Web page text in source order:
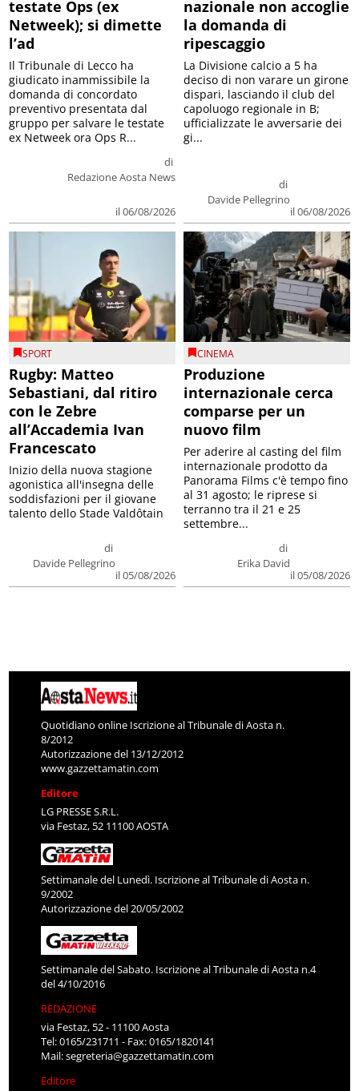
testate Ops (ex
Netweek); si dimette
l’ad
di
Redazione Aosta News
il 06/08/2026
Il Tribunale di Lecco ha
giudicato inammissibile la
domanda di concordato
preventivo presentata dal
gruppo per salvare le testate
ex Netweek ora Ops R...
nazionale non accoglie
la domanda di
ripescaggio
di
Davide Pellegrino
il 06/08/2026
La Divisione calcio a 5 ha
deciso di non varare un girone
dispari, lasciando il club del
capoluogo regionale in B;
ufficializzate le avversarie dei
gi...
SPORT
Rugby: Matteo
Sebastiani, dal ritiro
con le Zebre
all’Accademia Ivan
Francescato
di
Davide Pellegrino
il 05/08/2026
Inizio della nuova stagione
agonistica all'insegna delle
soddisfazioni per il giovane
talento dello Stade Valdôtain
CINEMA
Produzione
internazionale cerca
comparse per un
nuovo film
di
Erika David
il 05/08/2026
Per aderire al casting del film
internazionale prodotto da
Panorama Films c'è tempo fino
al 31 agosto; le riprese si
terranno tra il 21 e 25
settembre...
Quotidiano online Iscrizione al Tribunale di Aosta n.
8/2012
Autorizzazione del 13/12/2012
www.gazzettamatin.com
Editore
LG PRESSE S.R.L.
via Festaz, 52 11100 AOSTA
Settimanale del Lunedì. Iscrizione al Tribunale di Aosta n.
9/2002
Autorizzazione del 20/05/2002
Settimanale del Sabato. Iscrizione al Tribunale di Aosta n.4
del 4/10/2016
REDAZIONE
via Festaz, 52 - 11100 Aosta
Tel: 0165/231711 - Fax: 0165/1820141
Mail:segreteria@gazzettamatin.com
Editore